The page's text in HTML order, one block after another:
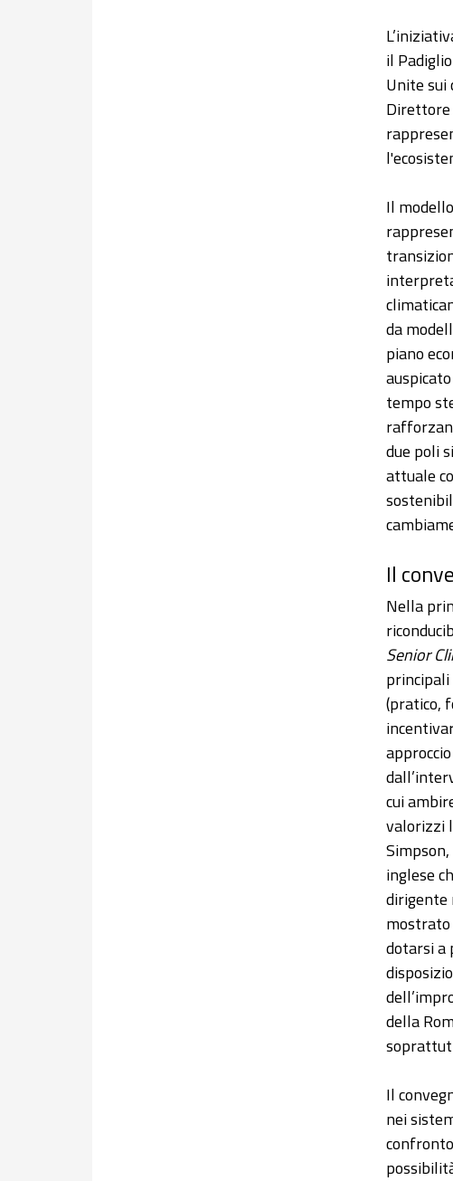
il
Unite sui
Direttore
Il
da
piano
tempo
due poli
attuale
Il
Nella
Senior
(pratico,
cui
valorizzi
inglese
dirigente
mostrato
dotarsi a
della
Il
nei